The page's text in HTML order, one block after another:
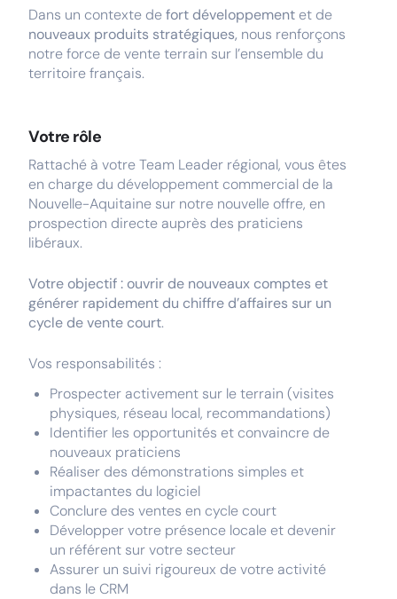
Dans un contexte defort développement et de
nouveaux produits stratégiques, nous renforçons
notre force de vente terrain sur l’ensemble du
territoire français.
Votre rôle
Rattaché à votre Team Leader régional, vous êtes
en charge du développement commercial de la
Nouvelle-Aquitaine sur notre nouvelle offre, en
prospection directe auprès des praticiens
libéraux.
Votre objectif : ouvrir de nouveaux comptes et
générer rapidement du chiffre d’affaires sur un
cycle de vente court.
Vos responsabilités :
Prospecter activement sur le terrain (visites
physiques, réseau local, recommandations)
Identifier les opportunités et convaincre de
nouveaux praticiens
Réaliser des démonstrations simples et
impactantes du logiciel
Conclure des ventes en cycle court
Développer votre présence locale et devenir
un référent sur votre secteur
Assurer un suivi rigoureux de votre activité
dans le CRM